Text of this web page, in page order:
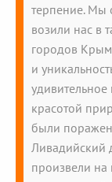
терпение. Мы
возили нас в
городов
и
красотой
были
Ливадийский
произвели на